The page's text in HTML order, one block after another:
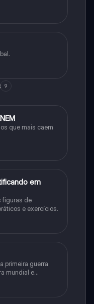
9
que mais caem
em
figuras de
e exercícios.
primeira guerra
mundial e
Mundial, fases da